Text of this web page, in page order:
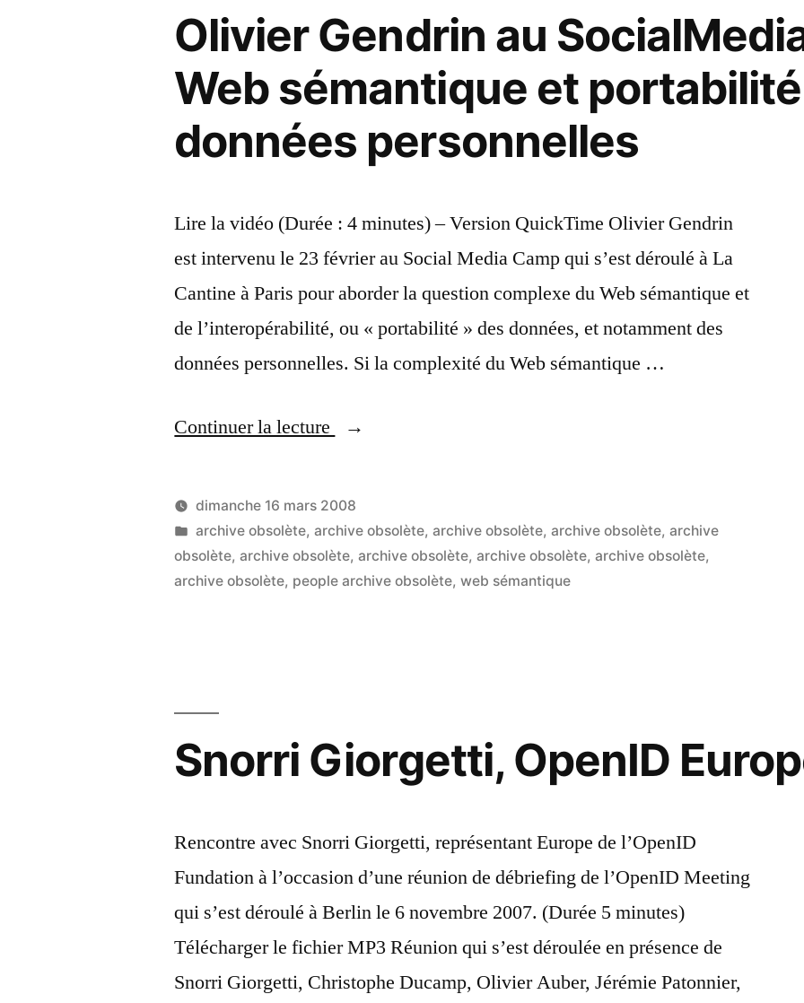
+
influence
+
Olivier Gendrin au
Web sémantique et
données personnelles
Lire la vidéo (Durée : 4 minutes) – Version QuickTime Olivier Gendrin
est intervenu le 23 février au Social Media Camp qui s’est déroulé à La
Cantine à Paris pour aborder la question complexe du Web sémantique et
de l’interopérabilité, ou « portabilité » des données, et notamment des
données personnelles. Si la complexité du Web sémantique …
Continuer la lecture
« Olivier
au
SocialMediaCamp
:
des
données
Publié
par
LucL
dimanche 16 mars 2008
Publié
dans
archive obsolète,archive obsolète,archive obsolète,archive obsolète,archive
obsolète,archive obsolète,archive obsolète,archive obsolète,archive obsolète,
archive obsolète, people archive obsolète,web sémantique
Web
Snorri Giorgetti, OpenID
Rencontre avec Snorri Giorgetti, représentant Europe de l’OpenID
Fundation à l’occasion d’une réunion de débriefing de l’OpenID Meeting
qui s’est déroulé à Berlin le 6 novembre 2007. (Durée 5 minutes)
Télécharger le fichier MP3 Réunion qui s’est déroulée en présence de
Snorri Giorgetti, Christophe Ducamp, Olivier Auber, Jérémie Patonnier,